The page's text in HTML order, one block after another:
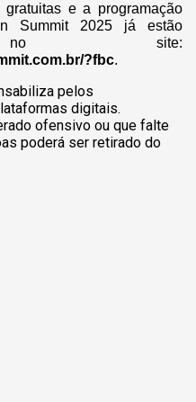
e a programação
Summit 2025 já estão
no site:
?fbc.
pelos
digitais.
ofensivo ou que falte
poderá ser retirado do